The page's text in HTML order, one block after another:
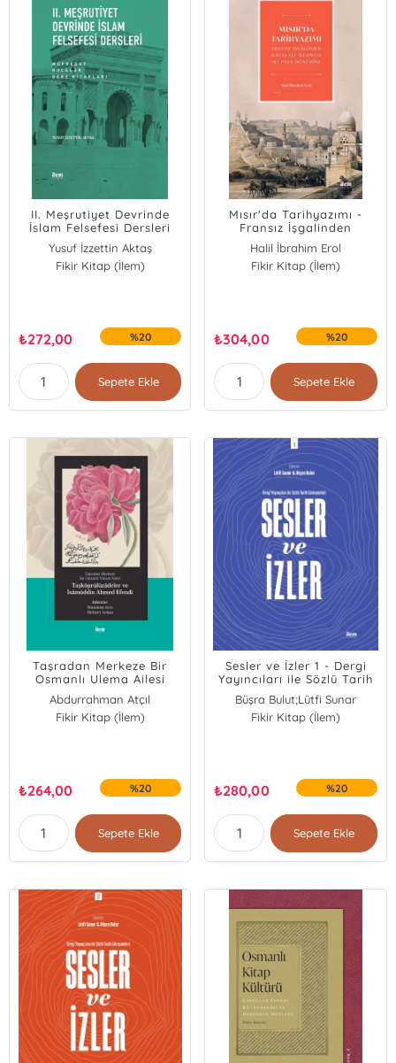
II. Meşrutiyet Devrinde
İslam Felsefesi Dersleri
Yusuf İzzettin Aktaş
Fikir Kitap (İlem)
₺272,00 %20
Sepete Ekle
Mısır'da Tarihyazımı -
Fransız İşgalinden
Kavalalı Mehmed Ali Pasa
Dönemine
Halil İbrahim Erol
Fikir Kitap (İlem)
₺304,00 %20
Sepete Ekle
Taşradan Merkeze Bir
Osmanlı Ulema Ailesi
Abdurrahman Atçıl
Mehmet Arıkan
Fikir Kitap (İlem)
₺264,00 %20
Sepete Ekle
Sesler ve İzler 1 - Dergi
Yayıncıları ile Sözlü Tarih
Görüşmeleri; Dergi
Yayıncıları ile Sözlü Tarih
Görüşmeleri
Büşra Bulut;Lütfi Sunar
Fikir Kitap (İlem)
₺280,00 %20
Sepete Ekle